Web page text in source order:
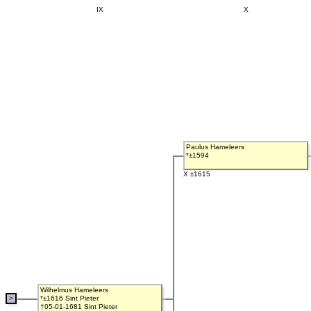
>
IX X
Paulus Hameleers
*±1594
X ±1615
Wilhelmus Hameleers
*±1616 Sint Pieter
†05-01-1681 Sint Pieter